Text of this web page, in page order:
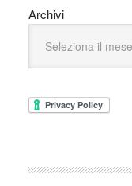
Archivi